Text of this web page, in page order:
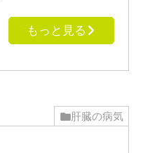
もっと見る
肝臓の病気